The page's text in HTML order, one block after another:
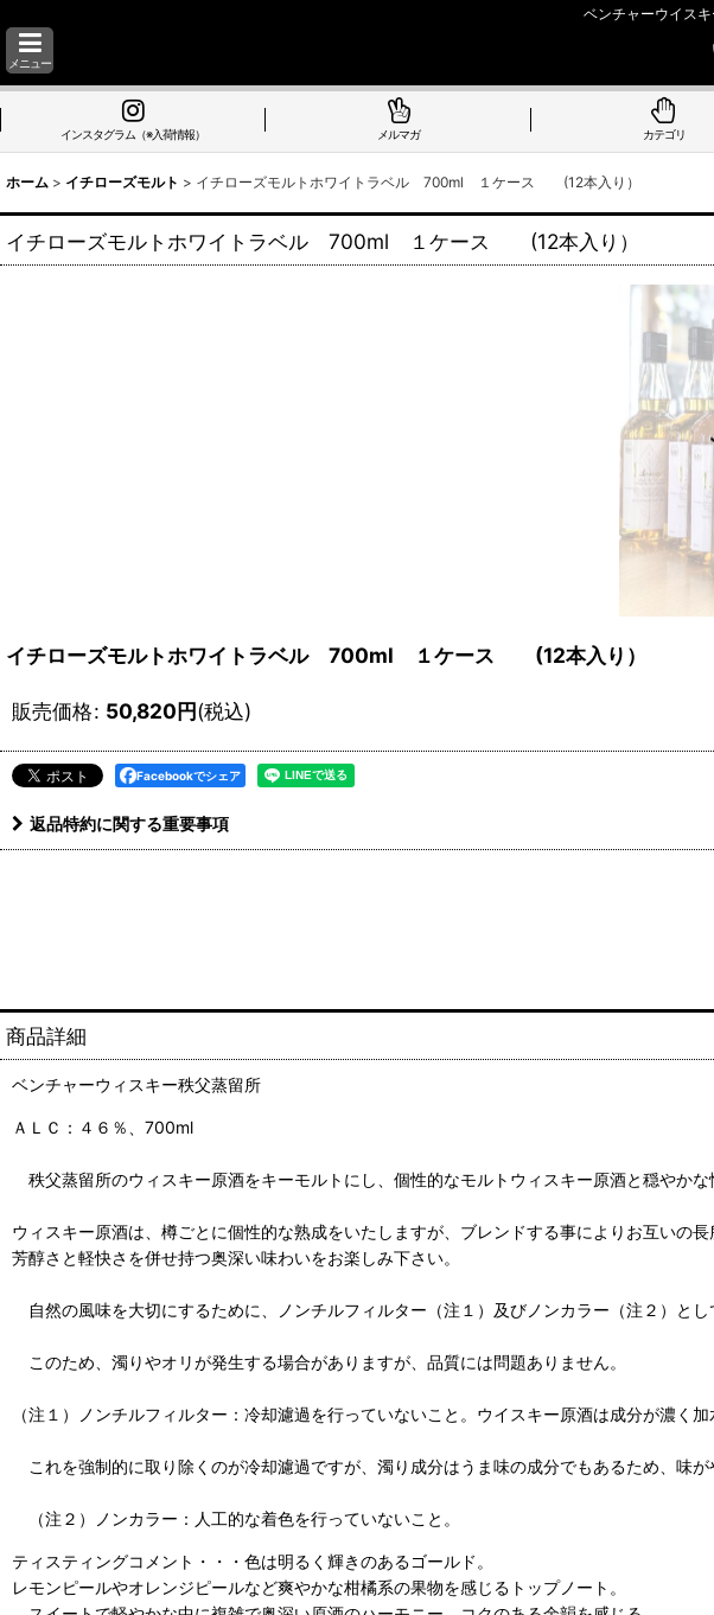
ベンチャーウイス
メニュー
インスタグラム（※入荷情報） メルマガ カテゴリ
ホーム > イチローズモルト > イチローズモルトホワイトラベル 700ml １ケース (12本入り）
イチローズモルトホワイトラベル 700ml １ケース (12本入り）
イチローズモルトホワイトラベル 700ml １ケース (12本入り）
販売価格: 50,820円(税込)
Facebookでシェア
返品特約に関する重要事項
商品詳細
ベンチャーウィスキー秩父蒸留所
ＡＬＣ：４６％、700ml
秩父蒸留所のウィスキー原酒をキーモルトにし、個性的なモルトウィスキー原酒と穏やか
ウィスキー原酒は、樽ごとに個性的な熟成をいたしますが、ブレンドする事によりお互いの
芳醇さと軽快さを併せ持つ奥深い味わいをお楽しみ下さい。
自然の風味を大切にするために、ノンチルフィルター（注１）及びノンカラー（注２）とし
このため、濁りやオリが発生する場合がありますが、品質には問題ありません。
（注１）ノンチルフィルター：冷却濾過を行っていないこと。ウイスキー原酒は成分が濃く
これを強制的に取り除くのが冷却濾過ですが、濁り成分はうま味の成分でもあるため、味が
（注２）ノンカラー：人工的な着色を行っていないこと。
ティスティングコメント・・・ 色は明るく輝きのあるゴールド。
レモンピールやオレンジピールなど爽やかな柑橘系の果物を感じるトップノート。